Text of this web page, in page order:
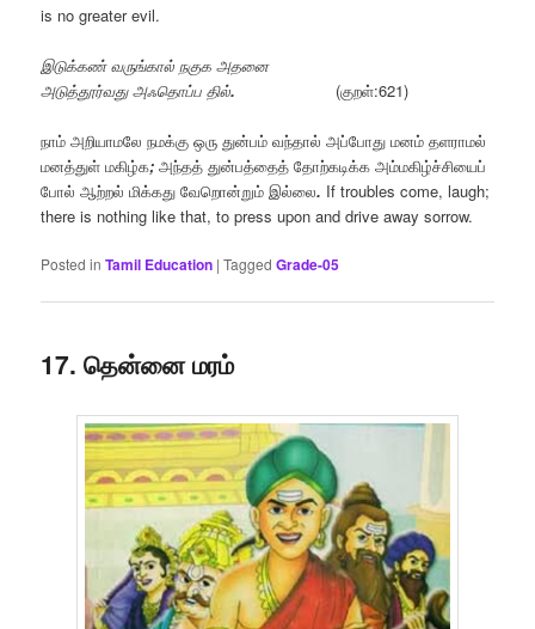
is no greater evil.
இடுக்கண் வருங்கால் நகுக அதனை
அடுத்தூர்வது அஃதொப்ப தில். (குறள்:621)
நாம் அறியாமலே நமக்கு ஒரு துன்பம் வந்தால் அப்போது மனம் தளராமல்
மனத்துள் மகிழ்க;அந்தத் துன்பத்தைத் தோற்கடிக்க அம்மகிழ்ச்சியைப்
போல் ஆற்றல் மிக்கது வேறொன்றும் இல்லை. If troubles come, laugh;
there is nothing like that, to press upon and drive away sorrow.
Posted in Tamil Education |Tagged Grade-05
17. தென்னை மரம்